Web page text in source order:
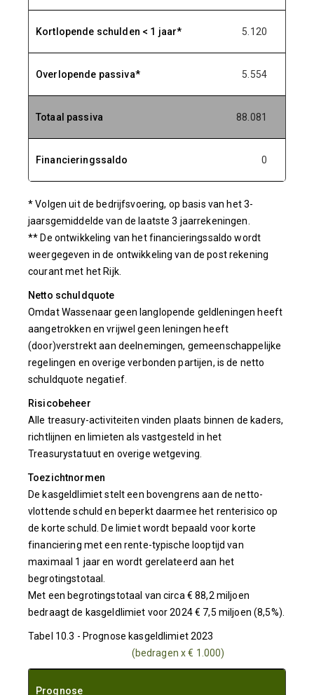
Kortlopende schulden < 1 jaar* 5.120
Overlopende passiva* 5.554
Totaal passiva 88.081
Financieringssaldo 0
* Volgen uit de bedrijfsvoering, op basis van het 3-
jaarsgemiddelde van de laatste 3 jaarrekeningen.
** De ontwikkeling van het financieringssaldo wordt
weergegeven in de ontwikkeling van de post rekening
courant met het Rijk.
Netto schuldquote
Omdat Wassenaar geen langlopende geldleningen heeft
aangetrokken en vrijwel geen leningen heeft
(door)verstrekt aan deelnemingen, gemeenschappelijke
regelingen en overige verbonden partijen, is de netto
schuldquote negatief.
Risicobeheer
Alle treasury-activiteiten vinden plaats binnen de kaders,
richtlijnen en limieten als vastgesteld in het
Treasurystatuut en overige wetgeving.
Toezichtnormen
De kasgeldlimiet stelt een bovengrens aan de netto-
vlottende schuld en beperkt daarmee het renterisico op
de korte schuld. De limiet wordt bepaald voor korte
financiering met een rente-typische looptijd van
maximaal 1 jaar en wordt gerelateerd aan het
begrotingstotaal.
Met een begrotingstotaal van circa € 88,2 miljoen
bedraagt de kasgeldlimiet voor 2024 € 7,5 miljoen (8,5%).
Tabel 10.3 - Prognose kasgeldlimiet 2023
(bedragen x € 1.000)
Prognose